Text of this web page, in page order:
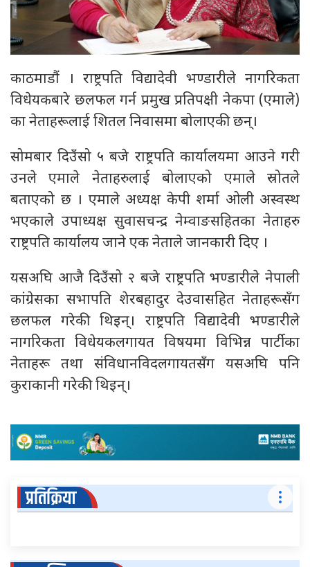
काठमाडौं । राष्ट्रपति विद्यादेवी भण्डारीले नागरिकता
विधेयकबारे छलफल गर्न प्रमुख प्रतिपक्षी नेकपा (एमाले)
का नेताहरूलाई शितल निवासमा बोलाएकी छन्।
सोमबार दिउँसो ५ बजे राष्ट्रपति कार्यालयमा आउने गरी
उनले एमाले नेताहरुलाई बोलाएको एमाले स्रोतले
बताएको छ । एमाले अध्यक्ष केपी शर्मा ओली अस्वस्थ
भएकाले उपाध्यक्ष सुवासचन्द्र नेम्वाङसहितका नेताहरु
राष्ट्रपति कार्यालय जाने एक नेताले जानकारी दिए ।
यसअघि आजै दिउँसो २ बजे राष्ट्रपति भण्डारीले नेपाली
कांग्रेसका सभापति शेरबहादुर देउवासहित नेताहरूसँग
छलफल गरेकी थिइन्। राष्ट्रपति विद्यादेवी भण्डारीले
नागरिकता विधेयकलगायत विषयमा विभिन्न पार्टीका
नेताहरू तथा संविधानविदलगायतसँग यसअघि पनि
कुराकानी गरेकी थिइन्।
प्रतिक्रिया